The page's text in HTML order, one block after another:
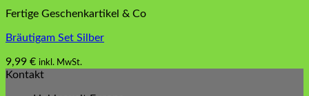
Fertige Geschenkartikel & Co
Bräutigam Set Silber
9,99 € inkl. MwSt.
Kontakt